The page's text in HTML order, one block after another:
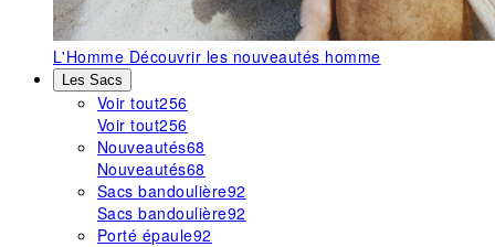
L'Homme Découvrir les nouveautés homme
Les Sacs
Voir tout256
Voir tout256
Nouveautés68
Nouveautés68
Sacs bandoulière92
Sacs bandoulière92
Porté épaule92